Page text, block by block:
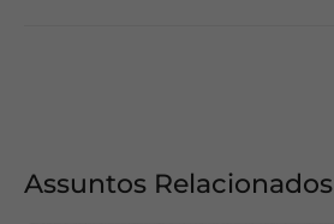
Assuntos Relacionados